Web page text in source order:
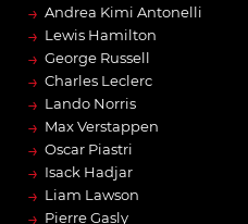
→ Andrea Kimi Antonelli
→ Lewis Hamilton
→ George Russell
→ Charles Leclerc
→ Lando Norris
→ Max Verstappen
→ Oscar Piastri
→ Isack Hadjar
→ Liam Lawson
→ Pierre Gasly